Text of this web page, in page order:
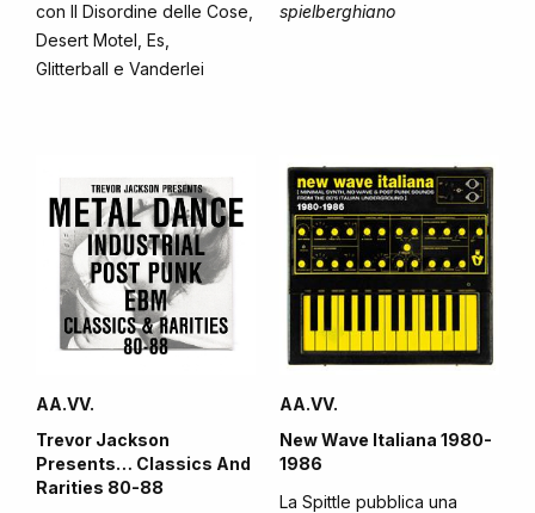
con Il Disordine delle Cose,
Desert Motel, Es,
Glitterball e Vanderlei
spielberghiano
AA.VV.
Trevor Jackson
Presents… Classics And
Rarities 80-88
AA.VV.
New Wave Italiana 1980-
1986
La Spittle pubblica una